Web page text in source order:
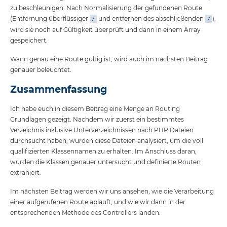
zu beschleunigen. Nach Normalisierung der gefundenen Route
(Entfernung überflüssiger
/ und entfernen des abschließenden / ),
wird sie noch auf Gültigkeit überprüft und dann in einem Array
gespeichert.
Wann genau eine Route gültig ist, wird auch im nächsten Beitrag
genauer beleuchtet.
Zusammenfassung
Ich habe euch in diesem Beitrag eine Menge an Routing
Grundlagen gezeigt. Nachdem wir zuerst ein bestimmtes
Verzeichnis inklusive Unterverzeichnissen nach PHP Dateien
durchsucht haben, wurden diese Dateien analysiert, um die voll
qualifizierten Klassennamen zu erhalten. Im Anschluss daran,
wurden die Klassen genauer untersucht und definierte Routen
extrahiert.
Im nächsten Beitrag werden wir uns ansehen, wie die Verarbeitung
einer aufgerufenen Route abläuft, und wie wir dann in der
entsprechenden Methode des Controllers landen.